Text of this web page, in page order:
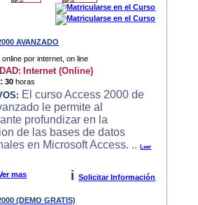
AVANZADO
Internet (Online)
30 horas
El curso Access 2000 de
le permite al
profundizar en la
de las bases de datos
en Microsoft Access. ..Leer
mas i Solicitar Información
(DEMO GRATIS)